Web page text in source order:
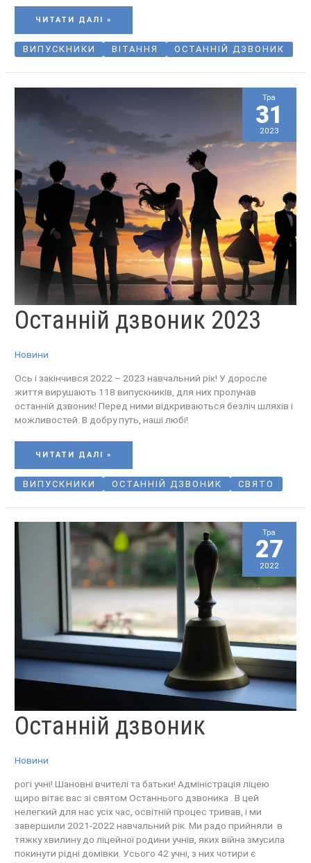
ЧИТАТИ ДАЛІ »
ВИПУСКНИКИ ВІТАННЯ ОСТАННІЙ ДЗВОНИК
Останній дзвоник 2023
Новини
Ось і закінчився 2022 – 2023 навчальний рік! У доросле
життя вирушають 118 випускників, для них пролунав
останній дзвоник! Перед ними відкриваються безліч шляхів і
можливостей. В добру путь, наші любі!
ОСТАННІЙ
ДЗВОНИК
2023
ЧИТАТИ ДАЛІ »
ВИПУСКНИКИ ОСТАННІЙ ДЗВОНИК СВЯТО
Тра
31
2023
Останній дзвоник
Новини
рогі учні! Шановні вчителі та батьки! Адміністрація ліцею
щиро вітає вас зі святом Останнього дзвоника . В цей
нелегкий для нас усіх час, освітній процес тривав, і ми
завершили 2021-2022 навчальний рік. Ми радо прийняли в
тяжку хвилину до ліцейної родини учнів, яких війна змусила
покинути рідні домівки. Усього 42 учні, з них чотири є
ОСТАННІЙ
ДЗВОНИК
Тра
27
2022